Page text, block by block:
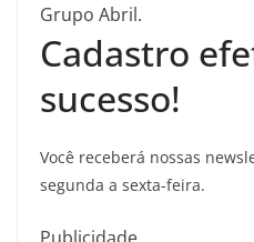
Grupo Abril.
Cadastro
sucesso!
Você receberá nossas
segunda a sexta-feira.